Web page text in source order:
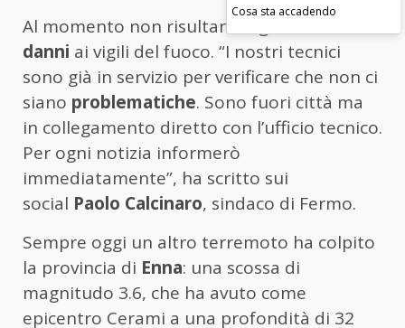
Al momento non risultanosegnalazioni di
danni ai vigili del fuoco. “I nostri tecnici
sono già in servizio per verificare che non ci
siano problematiche. Sono fuori città ma
in collegamento diretto con l’ufficio tecnico.
Per ogni notizia informerò
immediatamente”, ha scritto sui
social Paolo Calcinaro, sindaco di Fermo.
Sempre oggi un altro terremoto ha colpito
la provincia di Enna: una scossa di
magnitudo 3.6, che ha avuto come
epicentro Cerami a una profondità di 32
Cosa sta accadendo